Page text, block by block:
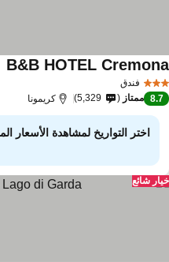
فندق
B&B HOTEL
8.7 ممتاز 5,329 كريمونا
اختر التواريخ لمشاهدة الأسعار
شائع